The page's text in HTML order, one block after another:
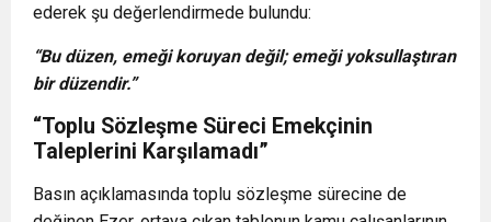
ederek şu değerlendirmede bulundu:
“Bu düzen, emeği koruyan değil; emeği yoksullaştıran
bir düzendir.”
“Toplu Sözleşme Süreci Emekçinin
Taleplerini Karşılamadı”
Basın açıklamasında toplu sözleşme sürecine de